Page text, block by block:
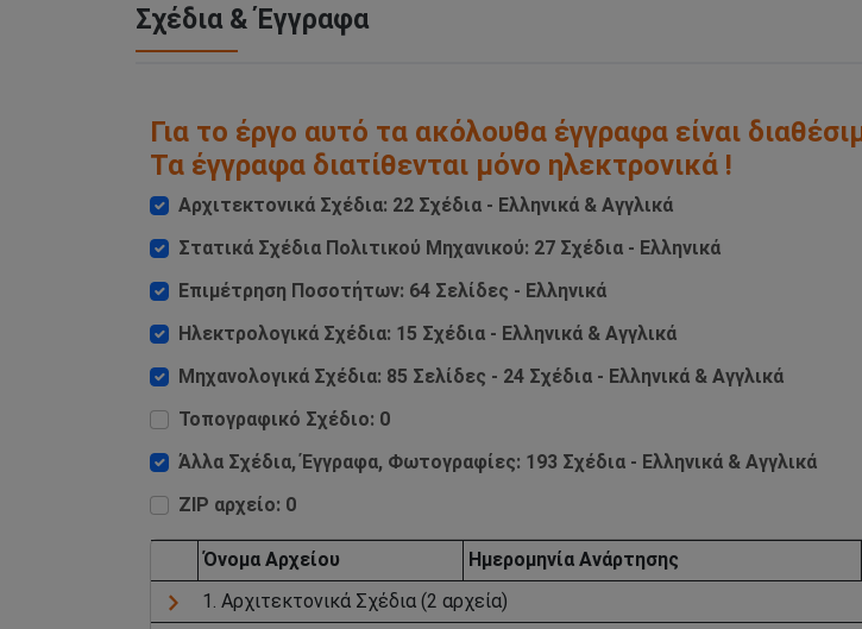
Σχέδια & Έγγραφα
Για το έργο αυτό τα ακόλουθα έγγραφα είναι
Τα έγγραφα διατίθενται μόνο ηλεκτρονικά !
Αρχιτεκτονικά Σχέδια: 22 Σχέδια - Ελληνικά & Αγγλικά
Στατικά Σχέδια Πολιτικού Μηχανικού: 27 Σχέδια - Ελληνικά
Επιμέτρηση Ποσοτήτων: 64 Σελίδες - Ελληνικά
Ηλεκτρολογικά Σχέδια: 15 Σχέδια - Ελληνικά & Αγγλικά
Μηχανολογικά Σχέδια: 85 Σελίδες - 24 Σχέδια - Ελληνικά & Αγγλικά
Τοπογραφικό Σχέδιο: 0
Άλλα Σχέδια, Έγγραφα, Φωτογραφίες: 193 Σχέδια - Ελληνικά & Αγγλικά
ZIP αρχείο: 0
Όνομα Aρχείου Ημερομηνία Aνάρτησης
1. Αρχιτεκτονικά Σχέδια (2 αρχεία)